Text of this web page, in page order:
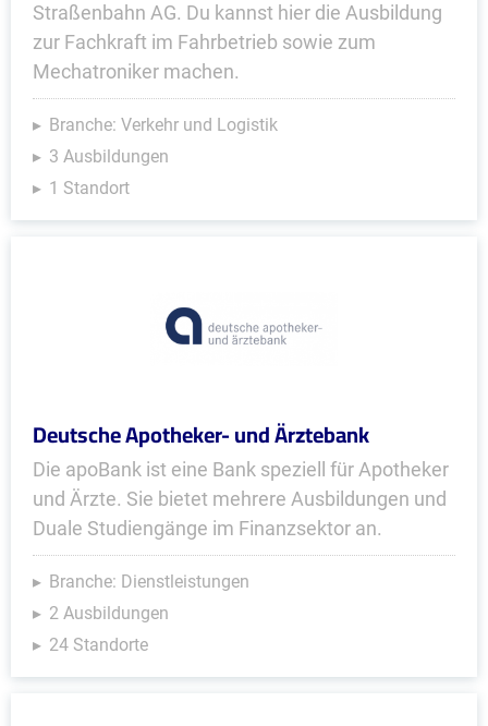
Straßenbahn AG. Du kannst hier die Ausbildung
zur Fachkraft im Fahrbetrieb sowie zum
Mechatroniker machen.
Branche: Verkehr und Logistik
3 Ausbildungen
1 Standort
Deutsche Apotheker- und Ärztebank
Die apoBank ist eine Bank speziell für Apotheker
und Ärzte. Sie bietet mehrere Ausbildungen und
Duale Studiengänge im Finanzsektor an.
Branche: Dienstleistungen
2 Ausbildungen
24 Standorte